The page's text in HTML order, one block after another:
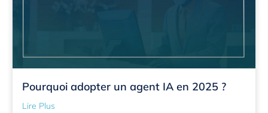
Pourquoi adopter un agent IA en 2025 ?
Lire Plus